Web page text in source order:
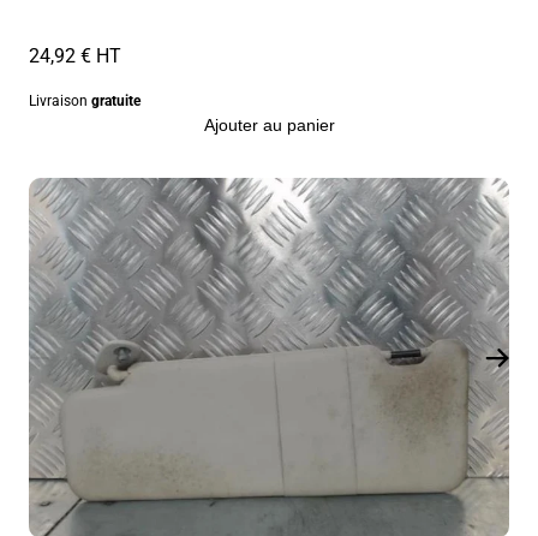
24,92 € HT
Livraison gratuite
Ajouter au panier